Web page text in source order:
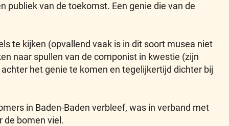
publiek van de toekomst. Een genie die van de
te kijken (opvallend vaak is in dit soort musea niet
naar spullen van de componist in kwestie (zijn
het genie te komen en tegelijkertijd dichter bij
in Baden-Baden verbleef, was in verband met
de bomen viel.